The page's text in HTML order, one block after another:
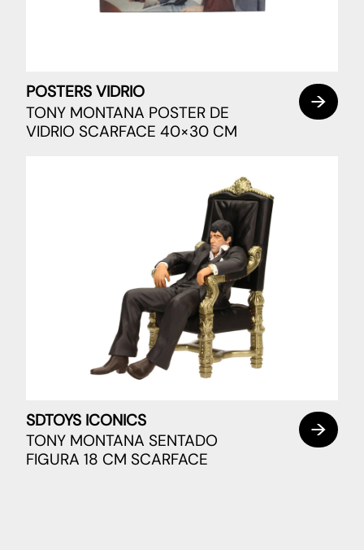
POSTERS VIDRIO
TONY MONTANA POSTER DE
VIDRIO SCARFACE 40×30 CM
SDTOYS ICONICS
TONY MONTANA SENTADO
FIGURA 18 CM SCARFACE